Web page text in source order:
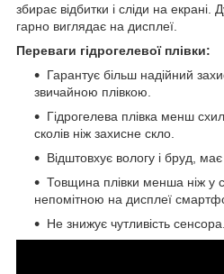
збирає відбитки і сліди на
гарно виглядає на дисплеї.
Переваги гідрогелевої плівки:
Гарантує більш надійний
звичайною плівкою.
Гідрогелева плівка менш
сколів ніж захисне скло.
Відштовхує вологу і бруд,
Товщина плівки менша ніж у
непомітною на дисплеї
Не знижує чутливість сенсора.